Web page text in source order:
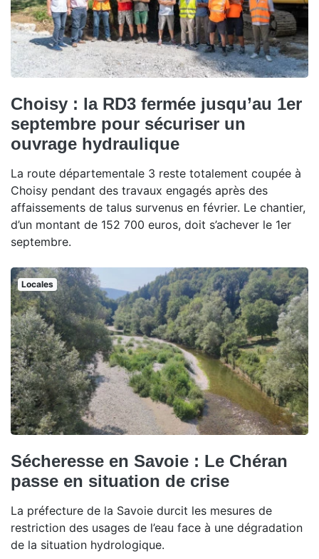
Choisy : la RD3 fermée jusqu’au 1er
septembre pour sécuriser un
ouvrage hydraulique
La route départementale 3 reste totalement coupée à
Choisy pendant des travaux engagés après des
affaissements de talus survenus en février. Le chantier,
d’un montant de 152 700 euros, doit s’achever le 1er
septembre.
Locales
Sécheresse en Savoie : Le Chéran
passe en situation de crise
La préfecture de la Savoie durcit les mesures de
restriction des usages de l’eau face à une dégradation
de la situation hydrologique.